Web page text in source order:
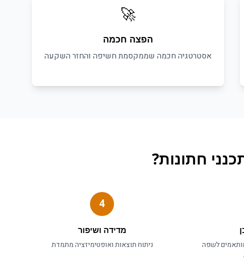
🚀
הפצה חכמה
אסטרטגיה חכמה שממקסמת חשיפה והחזר השקעה
חתונות?
לשפה
4
מדידה ושיפור
ניתוח תוצאות ואופטימיזציה מתמדת